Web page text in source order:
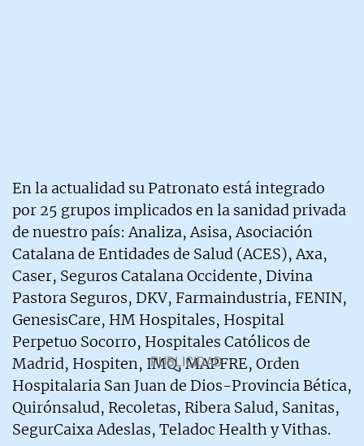
En la actualidad su Patronato está integrado
por 25 grupos implicados en la sanidad privada
de nuestro país: Analiza, Asisa, Asociación
Catalana de Entidades de Salud (ACES), Axa,
Caser, Seguros Catalana Occidente, Divina
Pastora Seguros, DKV, Farmaindustria, FENIN,
GenesisCare, HM Hospitales, Hospital
Perpetuo Socorro, Hospitales Católicos de
Madrid, Hospiten, IMQ, MAPFRE, Orden
Hospitalaria San Juan de Dios-Provincia Bética,
Quirónsalud, Recoletas, Ribera Salud, Sanitas,
SegurCaixa Adeslas, Teladoc Health y Vithas.